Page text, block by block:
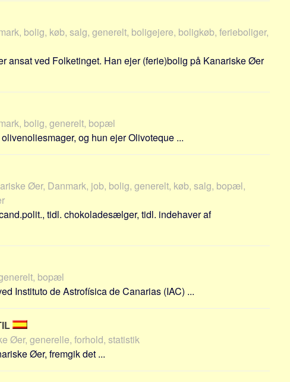
bolig, køb, salg, generelt, boligejere, boligkøb, ferieboliger,
ansat ved Folketinget. Han ejer (ferie)bolig på Kanariske Øer
bolig, generelt, bopæl
og hun ejer Olivoteque ...
Øer, Danmark, job, bolig, generelt, køb, salg, bopæl,
tidl. chokoladesælger, tidl. indehaver af
bopæl
Instituto de Astrofísica de Canarias (IAC) ...
Øer, generelle, forhold, statistik
Øer, fremgik det ...